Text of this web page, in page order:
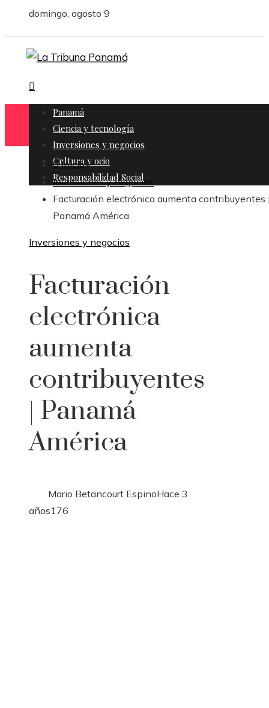
domingo, agosto 9
Panamá
Ciencia y tecnología
Inversiones y negocios
Cultura y ocio
Responsabilidad Social
Inicio
Inversiones y negocios
Facturación electrónica aumenta contribuyentes
Panamá América
Inversiones y negocios
Facturación
electrónica
aumenta
contribuyentes
| Panamá
América
Mario Betancourt EspinoHace 3
años176